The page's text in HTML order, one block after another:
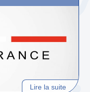
Lire la suite